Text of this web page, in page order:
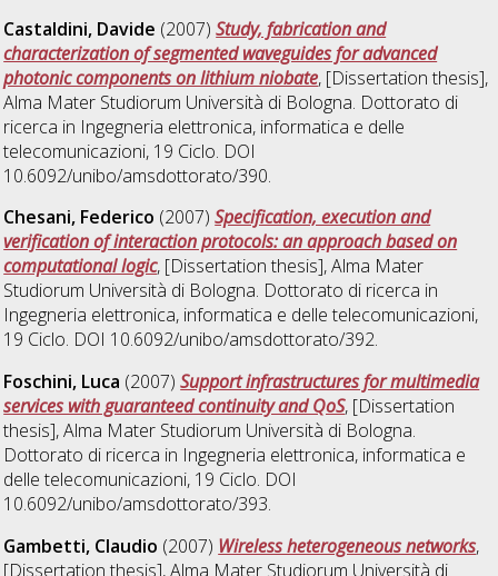
Castaldini, Davide (2007)Study, fabrication and
characterization of segmented waveguides for advanced
photonic components on lithium niobate, [Dissertation thesis],
Alma Mater Studiorum Università di Bologna. Dottorato di
ricerca in Ingegneria elettronica, informatica e delle
telecomunicazioni, 19 Ciclo. DOI
10.6092/unibo/amsdottorato/390.
Chesani, Federico (2007)Specification, execution and
verification of interaction protocols: an approach based on
computational logic, [Dissertation thesis], Alma Mater
Studiorum Università di Bologna. Dottorato di ricerca in
Ingegneria elettronica, informatica e delle telecomunicazioni,
19 Ciclo. DOI 10.6092/unibo/amsdottorato/392.
Foschini, Luca (2007)Support infrastructures for multimedia
services with guaranteed continuity and QoS, [Dissertation
thesis], Alma Mater Studiorum Università di Bologna.
Dottorato di ricerca in Ingegneria elettronica, informatica e
delle telecomunicazioni, 19 Ciclo. DOI
10.6092/unibo/amsdottorato/393.
Gambetti, Claudio (2007) Wireless heterogeneous networks,
[Dissertation thesis], Alma Mater Studiorum Università di